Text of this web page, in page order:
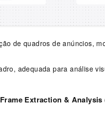
de quadros de anúncios,
adequada para análise
Extraction & Analysis